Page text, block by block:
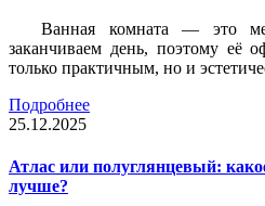
Ванная комната — это
заканчиваем день, поэтому её
только практичным, но и
Подробнее
25.12.2025
Атлас или полуглянцевый:
лучше?